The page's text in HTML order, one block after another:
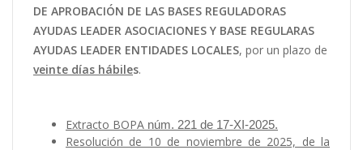
DE APROBACIÓN DE LAS BASES REGULADORAS
AYUDAS LEADER ASOCIACIONES Y BASE REGULARAS
AYUDAS LEADER ENTIDADES LOCALES, por un plazo de
veinte días hábiles.
Extracto BOPA núm. 221 de 17-XI-2025.
Resolución de 10 de noviembre de 2025, de la